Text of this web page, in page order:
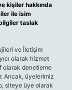
kişiler hakkında
ile isim
taslak
ve İletişim
olarak hizmet
olarak denetleme
Ancak, üyelerimiz
siteye üye olarak